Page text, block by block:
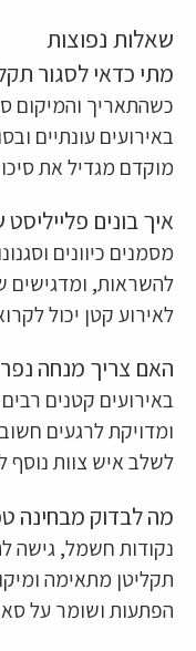
שאלות נפוצות
מתי כדאי לסגור
כשהתאריך והמיקום
באירועים עונתיים
מוקדם מגדיל את
איך בונים
מסמנים כיוונים
להשראות, ומדגישים
לאירוע קטן יכול
האם צריך מנחה
באירועים קטנים
ומדויקת לרגעים
לשלב איש צוות נוסף
מה לבדוק מבחינה
נקודות חשמל, גישה
תקליטן מתאימה
הפתעות ושומר על